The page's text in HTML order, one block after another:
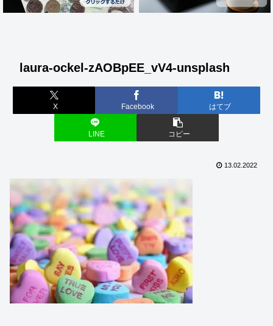
laura-ockel-zAOBpEE_vV4-unsplash
X Facebook はてブ
LINE コピー
13.02.2022